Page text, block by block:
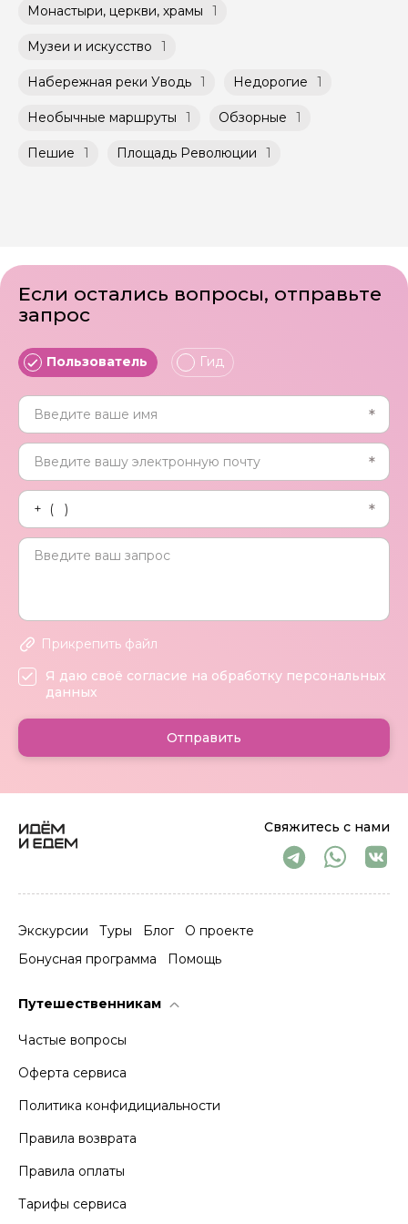
указанной на странице самого тура и
Агрегатором дополнительного соглашения
к Оферте Сервиса.
Способы оплаты на сайте: Картой
российского банка можно оплатить любую
экскурсию.
быть незнакомые для Вас люди.
Мини-группы проводятся на тех же
условиях, что и групповые, но с количество
не более 10 человек)
Монастыри, церкви, храмы 1
Музеи и искусство 1
Набережная реки Уводь 1 Недорогие 1
Необычные маршруты 1 Обзорные 1
Пешие 1 Площадь Революции 1
Свяжитесь с нами
Экскурсии Туры Блог
О проекте
Бонусная программа
Помощь
Путешественникам
Частые вопросы
Оферта сервиса
Политика конфидициальности
Правила возврата
Правила оплаты
Тарифы сервиса
Если остались вопросы, отправьте
запрос
Пользователь Гид
Прикрепить файл
Я даю своё согласие на обработку персональных
данных
Отправить